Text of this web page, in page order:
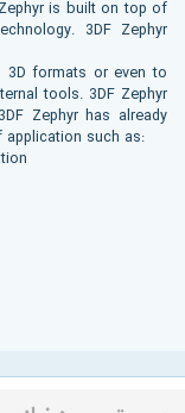
is built on top of
3DF Zephyr
formats or even to
tools. 3DF Zephyr
Zephyr has already
such as: